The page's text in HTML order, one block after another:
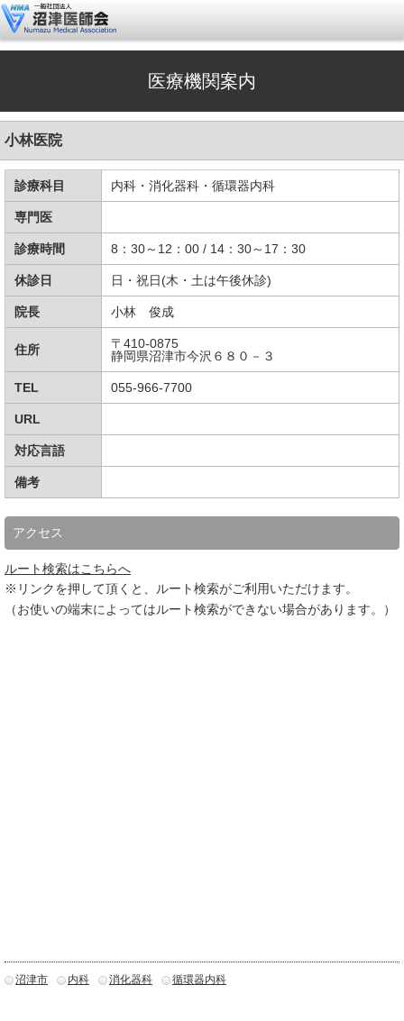
医療機関案内
小林医院
診療科目 内科・消化器科・循環器内科
専門医
診療時間 8：30～12：00 / 14：30～17：30
休診日 日・祝日(木・土は午後休診)
院長 小林 俊成
住所
〒410-0875
静岡県沼津市今沢６８０－３
TEL 055-966-7700
URL
対応言語
備考
アクセス
ルート検索はこちらへ
※リンクを押して頂くと、ルート検索がご利用いただけます。
（お使いの端末によってはルート検索ができない場合があります。）
沼津市 内科 消化器科 循環器内科